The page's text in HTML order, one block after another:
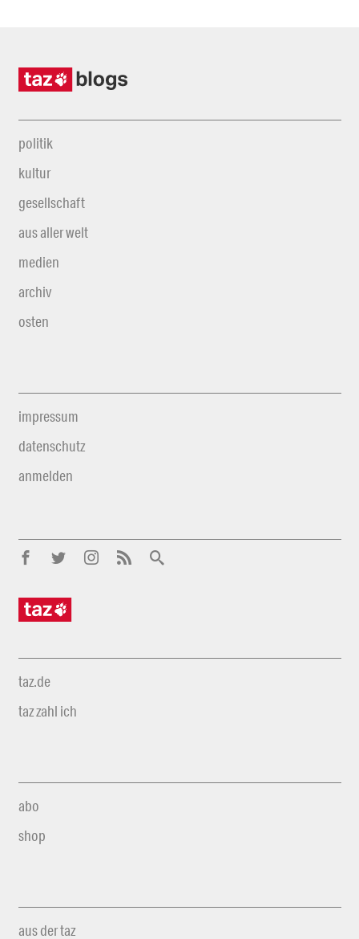
politik
kultur
gesellschaft
aus aller welt
medien
archiv
osten
impressum
datenschutz
anmelden
taz.de
taz zahl ich
abo
shop
aus der taz